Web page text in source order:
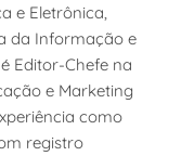
e Eletrônica,
da Informação e
Editor-Chefe na
e Marketing
como
registro